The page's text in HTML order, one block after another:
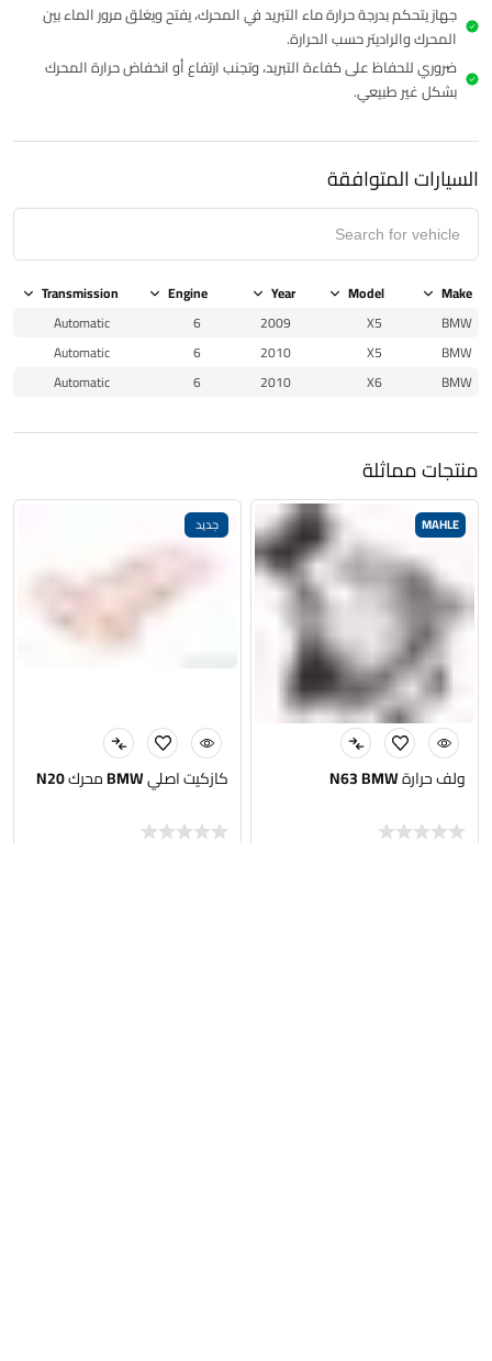
جهاز يتحكم بدرجة حرارة ماء التبريد في المحرك، يفتح ويغلق مرور الماء بين
المحرك والراديتر حسب الحرارة.
ضروري للحفاظ على كفاءة التبريد، وتجنب ارتفاع أو انخفاض حرارة المحرك
بشكل غير طبيعي.
السيارات المتوافقة
Make
Model
Year
Engine
Transmission
BMW
X5
2009
6
Automatic
BMW
X5
2010
6
Automatic
BMW
X6
2010
6
Automatic
منتجات مماثلة
MAHLE
ولف حرارة N63 BMW
جديد
كازكيت اصلي BMW محرك N20